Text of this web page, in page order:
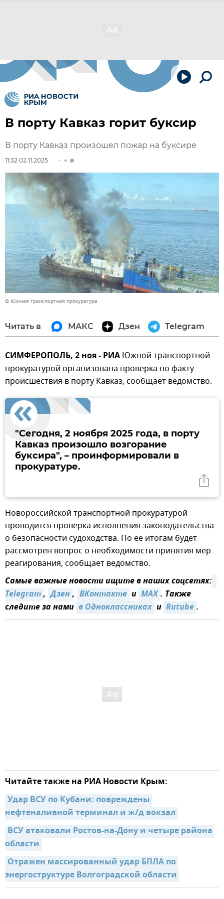
В порту Кавказ горит буксир
В порту Кавказ произошел пожар на буксире
11:32 02.11.2025
© Южная транспортная прокуратура
Читать в МАКС Дзен Telegram
СИМФЕРОПОЛЬ, 2 ноя - РИА Южной транспортной
прокуратурой организована проверка по факту
происшествия в порту Кавказ, сообщает ведомство.
"Сегодня, 2 ноября 2025 года, в порту
Кавказ произошло возгорание
буксира", – проинформировали в
прокуратуре.
Новороссийской транспортной прокуратурой
проводится проверка исполнения законодательства
о безопасности судоходства. По ее итогам будет
рассмотрен вопрос о необходимости принятия мер
реагирования, сообщает ведомство.
Самые важные новости ищите в наших соцсетях:
Telegram, Дзен, ВКонтакте и MAX. Также
следите за нами в Одноклассниках и Rutube.
Читайте также на РИА Новости Крым:
Удар ВСУ по Кубани: повреждены
нефтеналивной терминал и ж/д вокзал
ВСУ атаковали Ростов-на-Дону и четыре района
области
Отражен массированный удар БПЛА по
энергоструктуре Волгоградской области